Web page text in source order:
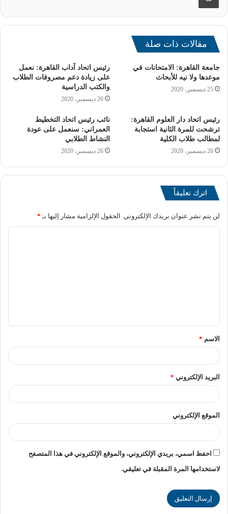
كما شملت المناقشات برامج بناء القدرات التي تهدف إلى
تأهيل كوادر الجامعات لإدارة الشراكات، وتعزيز الابتكار،
دراسيًا متعدد التخصصات بالشراكة مع فرنسا والولايات
المتحدة، بهدف تعزيز قابلية التوظيف ودعم الابتكار.
وقد تناول النقاش أيضًا دور القطاعات المختلفة من الحكومة
والصناعة في دعم سياسات تعزيز الابتكار وريادة الأعمال،
المؤسسية بصندوق رعاية المبتكرين والنوابغ ومنسق ملف
العالي والبحث العلمي والجامعات المصرية، والسيد/ رافاييل
بارتنرز الشرق الأوسط وعضو مجلس إدارة المعهد العالمي
لإدارة الابتكار، والسيد/ سيزار موكرزيل، رئيس قسم
(GIMI) والسيد/ علي محمد الحمادي مدير الهيئة العامة للشؤون
الإسلامية والأوقاف (AWQAF Dubai).
مقالات ذات صلة
جامعة القاهرة: الامتحانات في
موعدها ولا نيه للأبحاث
25 ديسمبر، 2020
رئيس اتحاد آداب القاهرة: نعمل
على زيادة دعم مصروفات الطلاب
والكتب الدراسية
26 ديسمبر، 2020
رئيس اتحاد دار العلوم القاهرة:
ترشحت للمرة الثانية استجابة
لمطالب طلاب الكلية
26 ديسمبر، 2020
نائب رئيس اتحاد التخطيط
العمراني: سنعمل على عودة
النشاط الطلابي
26 ديسمبر، 2020
اترك تعليقاً
لن يتم نشر عنوان بريدك الإلكتروني. الحقول الإلزامية مشار إليها بـ *
الاسم *
البريد الإلكتروني *
الموقع الإلكتروني
احفظ اسمي، بريدي الإلكتروني، والموقع الإلكتروني في هذا المتصفح
لاستخدامها المرة المقبلة في تعليقي.